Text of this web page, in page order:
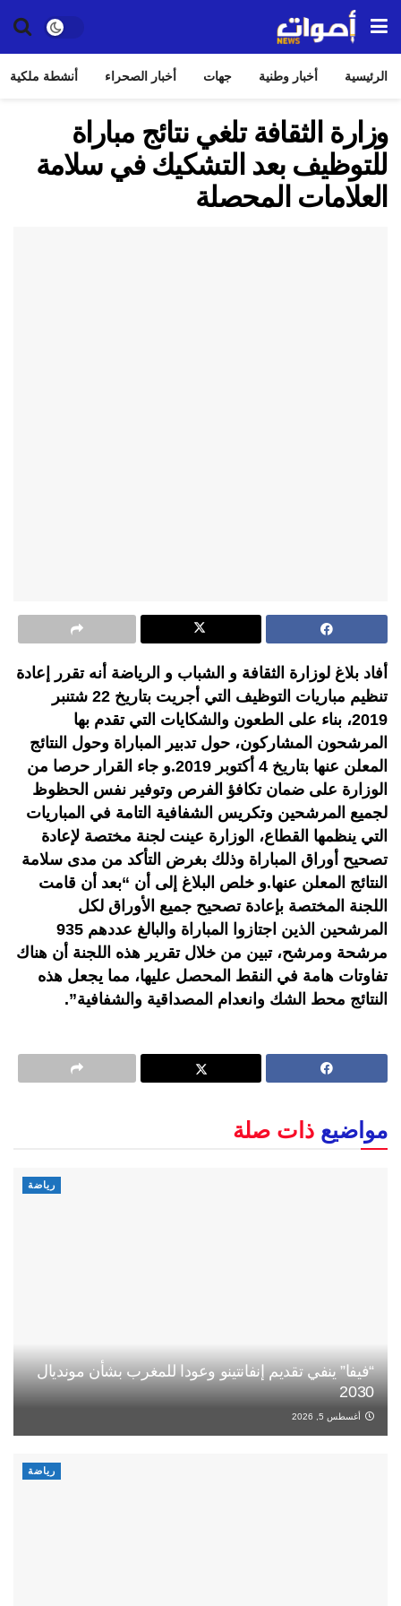
الرئيسية أخبار وطنية جهات أخبار الصحراء أنشطة ملكية
وزارة الثقافة تلغي نتائج مباراة
للتوظيف بعد التشكيك في سلامة
العلامات المحصلة
أفاد بلاغ لوزارة الثقافة و الشباب و الرياضة أنه تقرر إعادة
تنظيم مباريات التوظيف التي أجريت بتاريخ 22 شتنبر
2019، بناء على الطعون والشكايات التي تقدم بها
المرشحون المشاركون، حول تدبير المباراة وحول النتائج
المعلن عنها بتاريخ 4 أكتوبر 2019.و جاء القرار حرصا من
الوزارة على ضمان تكافؤ الفرص وتوفير نفس الحظوظ
لجميع المرشحين وتكريس الشفافية التامة في المباريات
التي ينظمها القطاع، الوزارة عينت لجنة مختصة لإعادة
تصحيح أوراق المباراة وذلك بغرض التأكد من مدى سلامة
النتائج المعلن عنها.و خلص البلاغ إلى أن “بعد أن قامت
اللجنة المختصة بإعادة تصحيح جميع الأوراق لكل
المرشحين الذين اجتازوا المباراة والبالغ عددهم 935
مرشحة ومرشح، تبين من خلال تقرير هذه اللجنة أن هناك
تفاوتات هامة في النقط المحصل عليها، مما يجعل هذه
النتائج محط الشك وانعدام المصداقية والشفافية”.
مواضيع ذات صلة
رياضة
“فيفا” ينفي تقديم إنفانتينو وعودا للمغرب بشأن مونديال
2030
أغسطس 5, 2026
رياضة